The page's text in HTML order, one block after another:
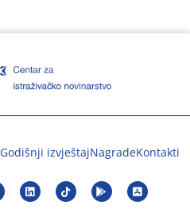
Godišnji izvještajNagradeKontakti